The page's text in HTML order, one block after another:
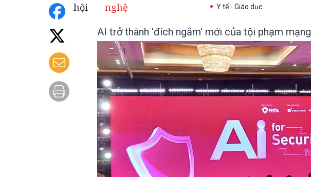
hội
nghệ
Y tế - Giáo dục
AI trở thành 'đích ngắm' mới của tội phạm mạng